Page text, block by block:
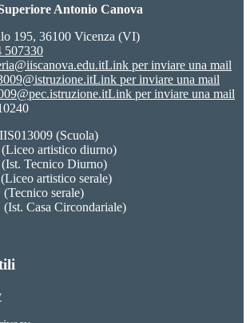
Antonio Canova
195, 36100 Vicenza (VI)
507330
Link per inviare una mail
Link per inviare una mail
Link per inviare una mail
(Scuola)
artistico diurno)
Tecnico Diurno)
artistico serale)
serale)
Casa Circondariale)